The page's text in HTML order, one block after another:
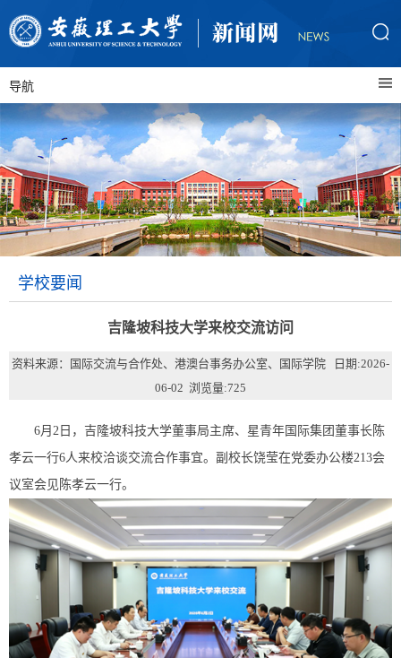
导航
学校要闻
吉隆坡科技大学来校交流访问
资料来源：国际交流与合作处、港澳台事务办公室、国际学院 日期:2026-
06-02 浏览量:725
6月2日，吉隆坡科技大学董事局主席、星青年国际集团董事长陈
孝云一行6人来校洽谈交流合作事宜。副校长饶莹在党委办公楼213会
议室会见陈孝云一行。